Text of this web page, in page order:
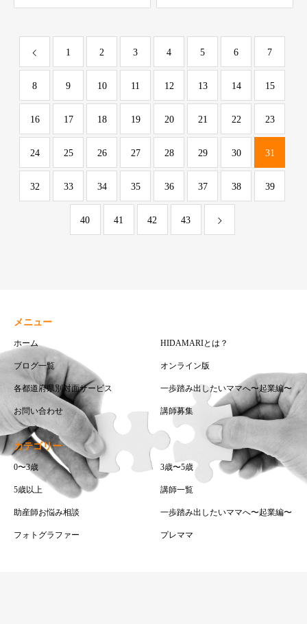
1 2 3 4 5 6 7
8 9 10 11 12 13 14 15
16 17 18 19 20 21 22 23
24 25 26 27 28 29 30 31
32 33 34 35 36 37 38 39
40 41 42 43
メニュー
ホーム HIDAMARIとは？
ブログ一覧 オンライン版
各都道府県別対面サービス 一歩踏み出したいママへ〜起業編〜
お問い合わせ 講師募集
カテゴリー
0〜3歳 3歳〜5歳
5歳以上 講師一覧
助産師お悩み相談 一歩踏み出したいママへ〜起業編〜
フォトグラファー プレママ